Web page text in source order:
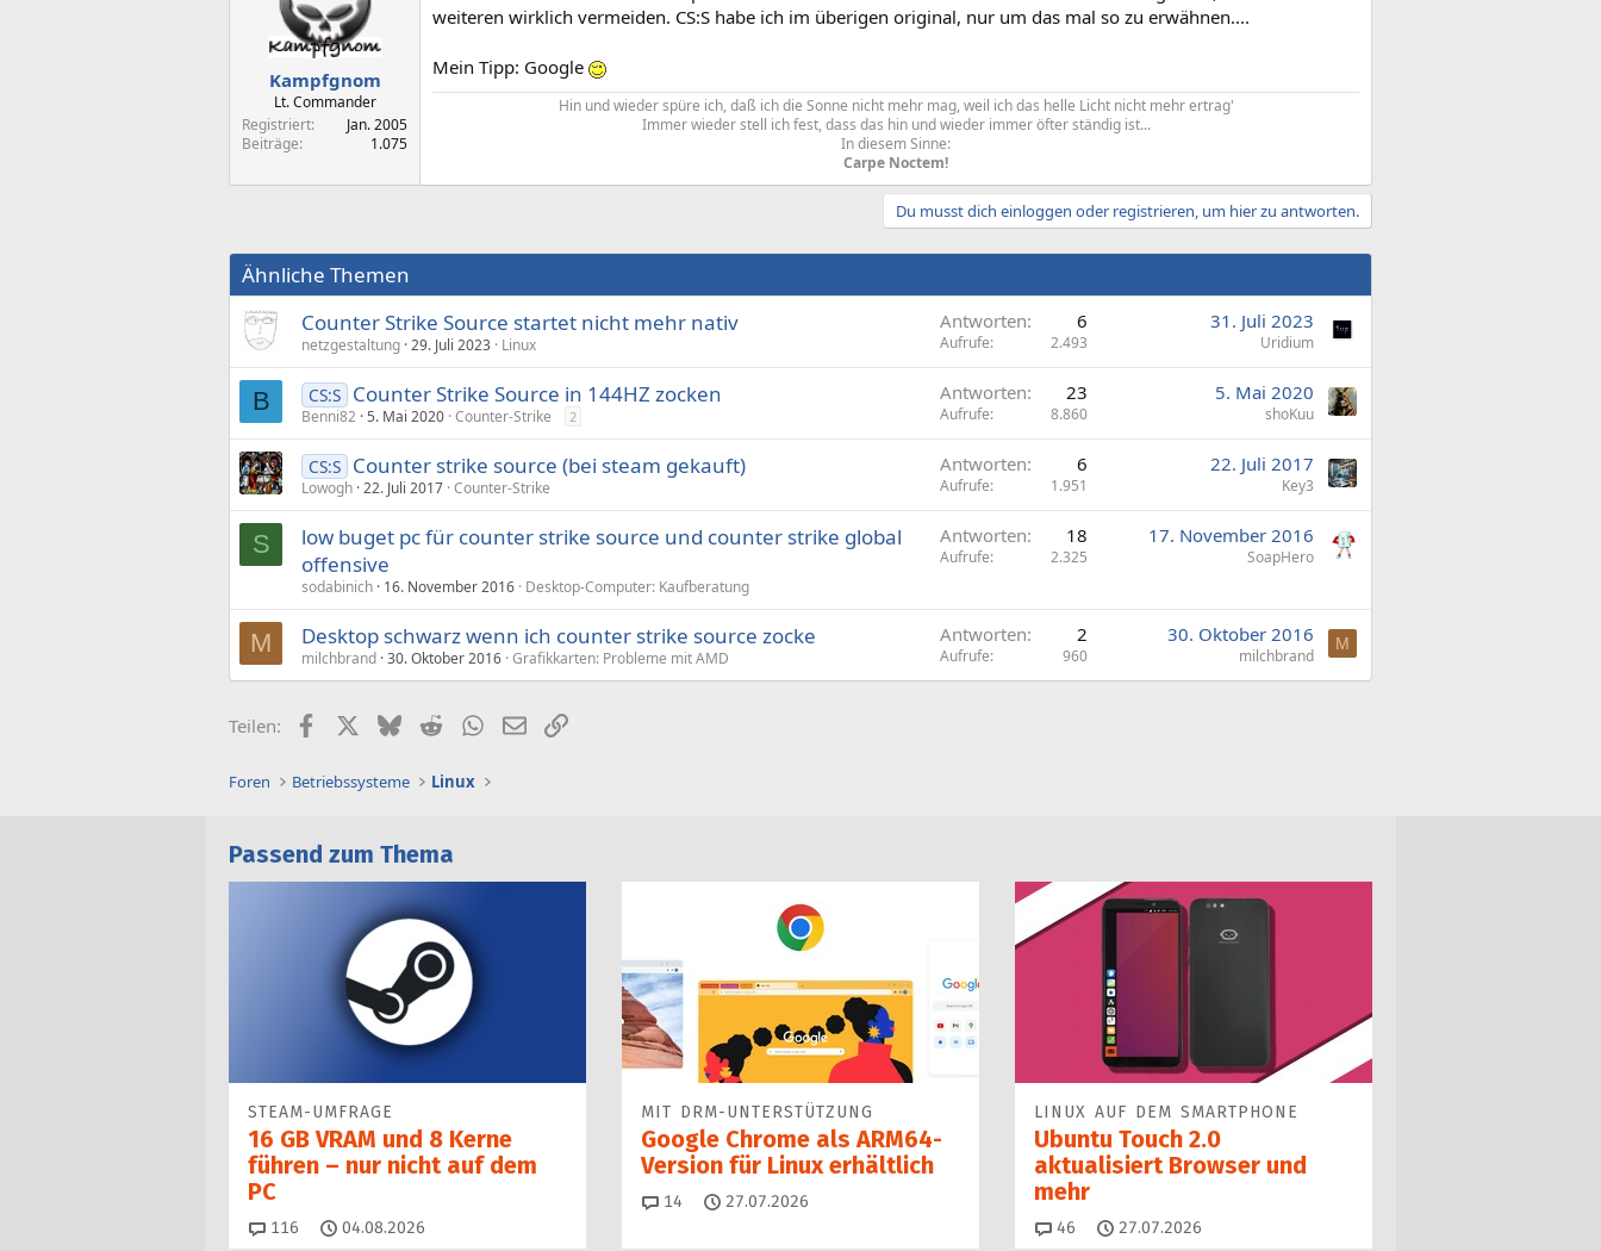
Kampfgnom
Lt. Commander
Registriert
Jan. 2005
Beiträge
1.075
weiteren wirklich vermeiden. CS:S habe ich im überigen original, nur um das mal so zu erwähnen....
Mein Tipp: Google
Hin und wieder spüre ich, daß ich die Sonne nicht mehr mag, weil ich das helle Licht nicht mehr ertrag'
Immer wieder stell ich fest, dass das hin und wieder immer öfter ständig ist...
In diesem Sinne:
Carpe Noctem!
Du musst dich einloggen oder registrieren, um hier zu antworten.
Ähnliche Themen
Counter Strike Source startet nicht mehr nativ
netzgestaltung 29. Juli 2023 Linux
Antworten 6
Aufrufe 2.493
31. Juli 2023
Uridium
B CS:S Counter Strike Source in 144HZ zocken
Benni82 5. Mai 2020 Counter-Strike 2
Antworten 23
Aufrufe 8.860
5. Mai 2020
shoKuu
CS:S Counter strike source (bei steam gekauft)
Lowogh 22. Juli 2017 Counter-Strike
Antworten 6
Aufrufe 1.951
22. Juli 2017
Key3
S
low buget pc für counter strike source und counter strike global
offensive
sodabinich 16. November 2016 Desktop-Computer: Kaufberatung
Antworten 18
Aufrufe 2.325
17. November 2016
SoapHero
M Desktop schwarz wenn ich counter strike source zocke
milchbrand 30. Oktober 2016 Grafikkarten: Probleme mit AMD
Antworten 2
Aufrufe 960
30. Oktober 2016
milchbrand
M
Teilen: FacebookX (Twitter)
BlueskyRedditWhatsApp
E-MailLink
Foren Betriebssysteme Linux
Passend zum Thema
STEAM-UMFRAGE
16 GB VRAM und 8 Kerne
führen – nur nicht auf dem
PC
116 Kommentare
04.08.2026
MIT DRM-UNTERSTÜTZUNG
Google Chrome als ARM64-
Version für Linux erhältlich
14 Kommentare
27.07.2026
LINUX AUF DEM SMARTPHONE
Ubuntu Touch 2.0
aktualisiert Browser und
mehr
46 Kommentare
27.07.2026